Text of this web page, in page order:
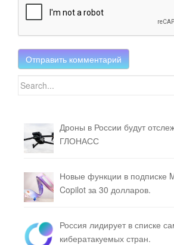
Search for:
Дроны в России будут
ГЛОНАСС
Новые функции в подписке
Copilot за 30 долларов.
Россия лидирует в списке
кибератакуемых стран.